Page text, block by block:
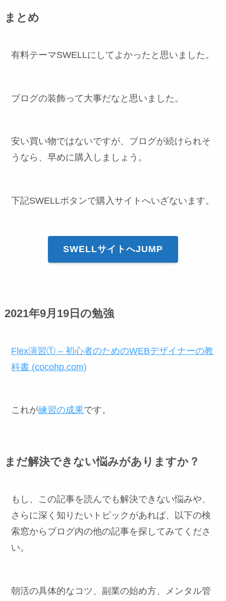
まとめ
有料テーマSWELLにしてよかったと思いました。
ブログの装飾って大事だなと思いました。
安い買い物ではないですが、ブログが続けられそ
うなら、早めに購入しましょう。
下記SWELLボタンで購入サイトへいざないます。
SWELLサイトへJUMP
2021年9月19日の勉強
Flex演習① – 初心者のためのWEBデザイナーの教
科書 (cocohp.com)
これが練習の成果です。
まだ解決できない悩みがありますか？
もし、この記事を読んでも解決できない悩みや、
さらに深く知りたいトピックがあれば、以下の検
索窓からブログ内の他の記事を探してみてくださ
い。
朝活の具体的なコツ、副業の始め方、メンタル管